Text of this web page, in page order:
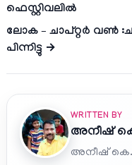
ഫെസ്റ്റിവലിൽ
ലോക – ചാപ്റ്റർ വൺ
പിന്നിട്ടു →
WRITTEN BY
അനീഷ്‌
അനീഷ്